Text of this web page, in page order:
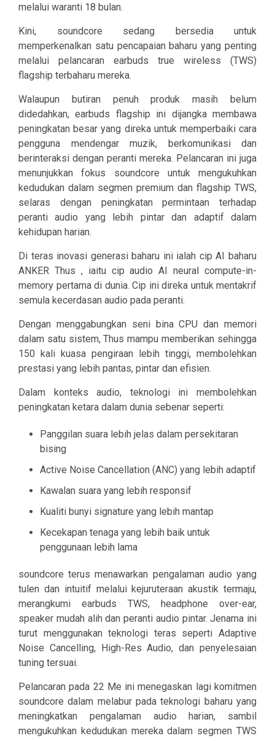
melalui waranti 18 bulan.
Kini, soundcore sedang bersedia untuk
memperkenalkan satu pencapaian baharu yang penting
melalui pelancaran earbuds true wireless (TWS)
flagship terbaharu mereka.
Walaupun butiran penuh produk masih belum
didedahkan, earbuds flagship ini dijangka membawa
peningkatan besar yang direka untuk memperbaiki cara
pengguna mendengar muzik, berkomunikasi dan
berinteraksi dengan peranti mereka. Pelancaran ini juga
menunjukkan fokus soundcore untuk mengukuhkan
kedudukan dalam segmen premium dan flagship TWS,
selaras dengan peningkatan permintaan terhadap
peranti audio yang lebih pintar dan adaptif dalam
kehidupan harian.
Di teras inovasi generasi baharu ini ialah cip AI baharu
ANKER Thus , iaitu cip audio AI neural compute-in-
memory pertama di dunia. Cip ini direka untuk mentakrif
semula kecerdasan audio pada peranti.
Dengan menggabungkan seni bina CPU dan memori
dalam satu sistem, Thus mampu memberikan sehingga
150 kali kuasa pengiraan lebih tinggi, membolehkan
prestasi yang lebih pantas, pintar dan efisien.
Dalam konteks audio, teknologi ini membolehkan
peningkatan ketara dalam dunia sebenar seperti:
Panggilan suara lebih jelas dalam persekitaran
bising
Active Noise Cancellation (ANC) yang lebih adaptif
Kawalan suara yang lebih responsif
Kualiti bunyi signature yang lebih mantap
Kecekapan tenaga yang lebih baik untuk
penggunaan lebih lama
soundcore terus menawarkan pengalaman audio yang
tulen dan intuitif melalui kejuruteraan akustik termaju,
merangkumi earbuds TWS, headphone over-ear,
speaker mudah alih dan peranti audio pintar. Jenama ini
turut menggunakan teknologi teras seperti Adaptive
Noise Cancelling, High-Res Audio, dan penyelesaian
tuning tersuai.
Pelancaran pada 22 Me ini menegaskan lagi komitmen
soundcore dalam melabur pada teknologi baharu yang
meningkatkan pengalaman audio harian, sambil
mengukuhkan kedudukan mereka dalam segmen TWS